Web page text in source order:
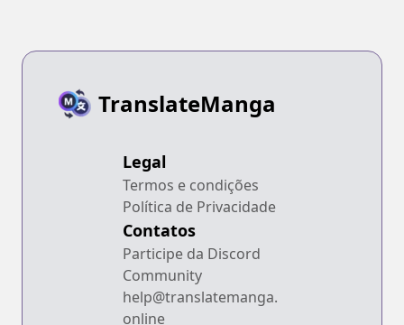
TranslateManga
Legal
Termos e condições
Política de Privacidade
Contatos
Participe da Discord
Community
help@translatemanga.
online